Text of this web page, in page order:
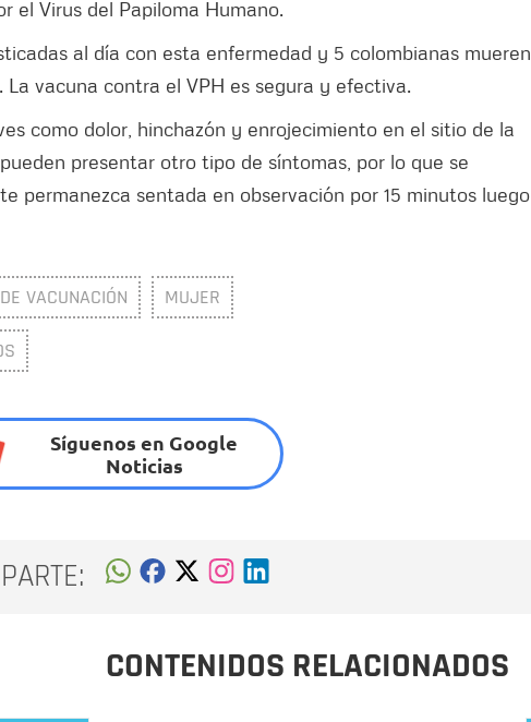
el Virus del Papiloma Humano.
al día con esta enfermedad y 5 colombianas mueren
vacuna contra el VPH es segura y efectiva.
como dolor, hinchazón y enrojecimiento en el sitio de la
presentar otro tipo de síntomas, por lo que se
permanezca sentada en observación por 15 minutos luego
VACUNACIÓN MUJER
Síguenos en Google
Noticias
CONTENIDOS RELACIONADOS